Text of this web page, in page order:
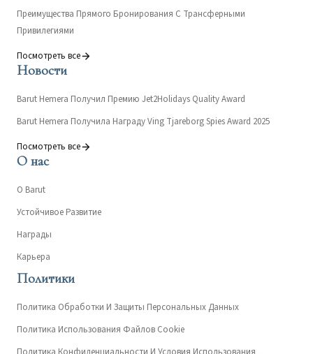
Преимущества Прямого Бронирования С Трансферными
Привилегиями
Посмотреть все
Новости
Barut Hemera Получил Премию Jet2Holidays Quality Award
Barut Hemera Получила Награду Ving Tjareborg Spies Award 2025
Посмотреть все
О нас
О Barut
Устойчивое Развитие
Награды
Карьера
Политики
Политика Обработки И Защиты Персональных Данных
Политика Использования Файлов Cookie